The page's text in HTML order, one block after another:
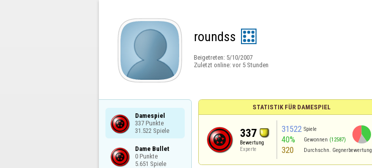
roundss
Beigetreten: 5/10/2007
Zuletzt online: vor 5 Stunden
Damespiel
337 Punkte
31.522 Spiele
Dame Bullet
0 Punkte
5.651 Spiele
STATISTIK FÜR DAMESPIEL
337
Bewertung
Experte
31522 Spiele
40% Gewonnen (12587)
320 Durchschn. Gegnerbewertung